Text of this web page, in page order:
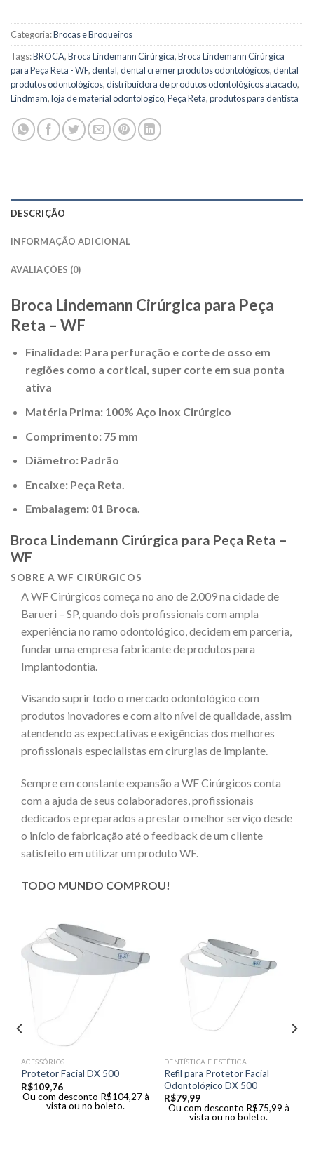
Categoria:Brocas e Broqueiros
Tags:BROCA,Broca Lindemann Cirúrgica,Broca Lindemann Cirúrgica
para Peça Reta - WF,dental,dental cremer produtos odontológicos,dental
produtos odontológicos,distribuidora de produtos odontológicos atacado,
Lindmam,loja de material odontologico,Peça Reta,produtos para dentista
DESCRIÇÃO
INFORMAÇÃO ADICIONAL
AVALIAÇÕES (0)
Broca Lindemann Cirúrgica para Peça
Reta – WF
Finalidade: Para perfuração e corte de osso em
regiões como a cortical, super corte em sua ponta
ativa
Matéria Prima: 100% Aço Inox Cirúrgico
Comprimento: 75 mm
Diâmetro: Padrão
Encaixe: Peça Reta.
Embalagem: 01 Broca.
Broca Lindemann Cirúrgica para Peça Reta –
WF
SOBRE A WF CIRÚRGICOS
A WF Cirúrgicos começa no ano de 2.009 na cidade de
Barueri – SP, quando dois profissionais com ampla
experiência no ramo odontológico, decidem em parceria,
fundar uma empresa fabricante de produtos para
Implantodontia.
Visando suprir todo o mercado odontológico com
produtos inovadores e com alto nível de qualidade, assim
atendendo as expectativas e exigências dos melhores
profissionais especialistas em cirurgias de implante.
Sempre em constante expansão a WF Cirúrgicos conta
com a ajuda de seus colaboradores, profissionais
dedicados e preparados a prestar o melhor serviço desde
o início de fabricação até o feedback de um cliente
satisfeito em utilizar um produto WF.
TODO MUNDO COMPROU!
ACESSÓRIOS
Protetor Facial DX 500
R$109,76
Ou com desconto R$104,27 à
vista ou no boleto.
DENTÍSTICA E ESTÉTICA
Refil para Protetor Facial
Odontológico DX 500
R$79,99
Ou com desconto R$75,99 à
vista ou no boleto.